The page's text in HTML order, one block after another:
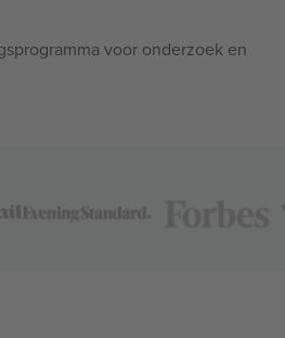
voor onderzoek en